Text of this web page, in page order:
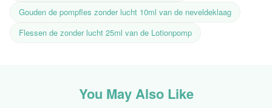
Gouden de pompfles zonder lucht 10ml van de neveldeklaag
Flessen de zonder lucht 25ml van de Lotionpomp
You May Also Like